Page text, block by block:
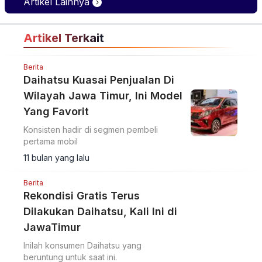
Artikel Terkait
Berita
Daihatsu Kuasai Penjualan Di
Wilayah Jawa Timur, Ini Model
Yang Favorit
Konsisten hadir di segmen pembeli
pertama mobil
11 bulan yang lalu
Berita
Rekondisi Gratis Terus
Dilakukan Daihatsu, Kali Ini di
JawaTimur
Inilah konsumen Daihatsu yang
beruntung untuk saat ini.